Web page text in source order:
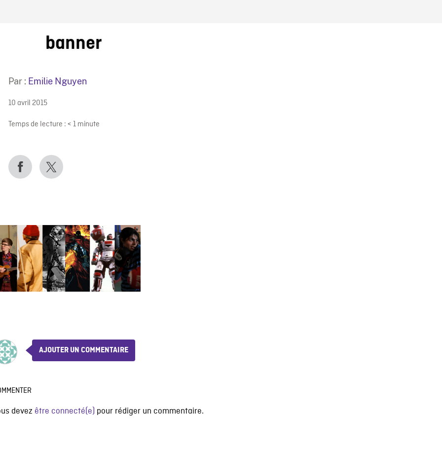
ONF
banner
Par : Emilie Nguyen
10 avril 2015
Temps de lecture : < 1 minute
AJOUTER UN COMMENTAIRE
devez être connecté(e) pour rédiger un commentaire.